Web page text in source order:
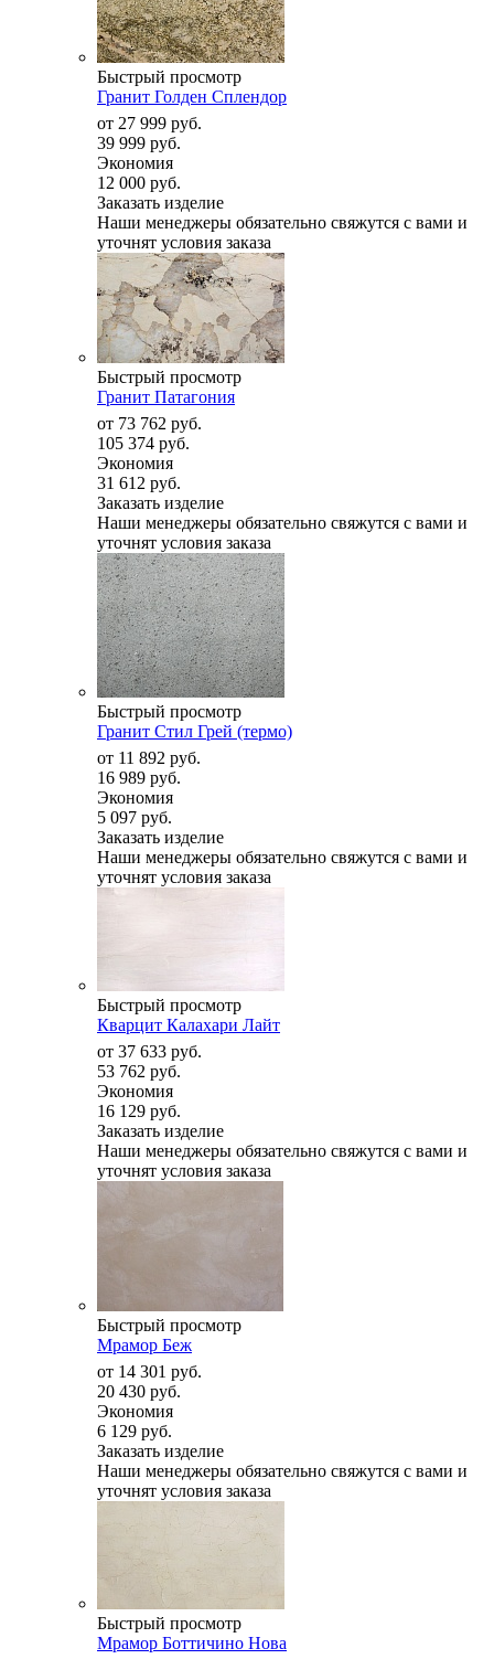
Быстрый просмотр
Гранит Голден Сплендор
от 27 999 руб.
39 999 руб.
Экономия
12 000 руб.
Заказать изделие
Наши менеджеры обязательно свяжутся с вами и
уточнят условия заказа
Быстрый просмотр
Гранит Патагония
от 73 762 руб.
105 374 руб.
Экономия
31 612 руб.
Заказать изделие
Наши менеджеры обязательно свяжутся с вами и
уточнят условия заказа
Быстрый просмотр
Гранит Стил Грей (термо)
от 11 892 руб.
16 989 руб.
Экономия
5 097 руб.
Заказать изделие
Наши менеджеры обязательно свяжутся с вами и
уточнят условия заказа
Быстрый просмотр
Кварцит Калахари Лайт
от 37 633 руб.
53 762 руб.
Экономия
16 129 руб.
Заказать изделие
Наши менеджеры обязательно свяжутся с вами и
уточнят условия заказа
Быстрый просмотр
Мрамор Беж
от 14 301 руб.
20 430 руб.
Экономия
6 129 руб.
Заказать изделие
Наши менеджеры обязательно свяжутся с вами и
уточнят условия заказа
Быстрый просмотр
Мрамор Боттичино Нова